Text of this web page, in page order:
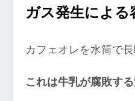
ガス発生によ
カフェオレを水筒で
これは牛乳が腐敗す